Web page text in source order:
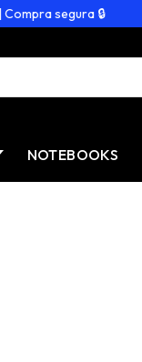
segura 🔒
NOTEBOOKS